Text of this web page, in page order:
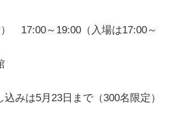
17:00～19:00（入場は17:00～
みは5月23日まで（300名限定）